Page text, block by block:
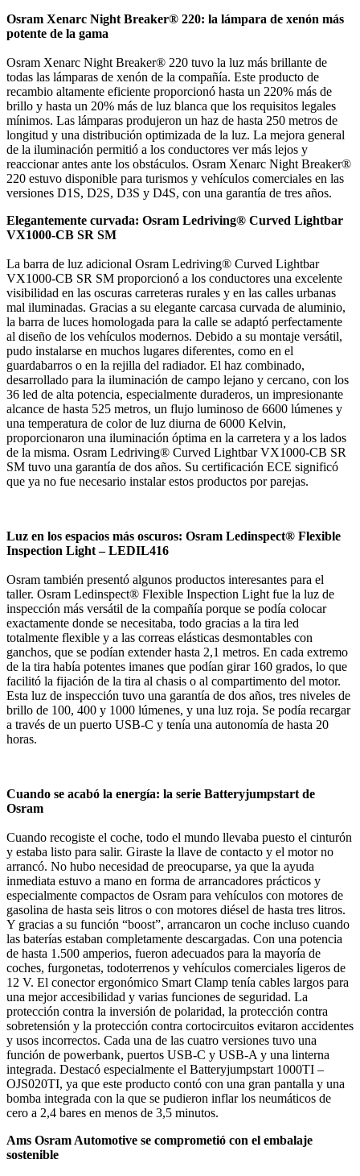
Osram Xenarc Night Breaker® 220: la lámpara de xenón más
potente de la gama
Osram Xenarc Night Breaker® 220 tuvo la luz más brillante de
todas las lámparas de xenón de la compañía. Este producto de
recambio altamente eficiente proporcionó hasta un 220% más de
brillo y hasta un 20% más de luz blanca que los requisitos legales
mínimos. Las lámparas produjeron un haz de hasta 250 metros de
longitud y una distribución optimizada de la luz. La mejora general
de la iluminación permitió a los conductores ver más lejos y
reaccionar antes ante los obstáculos. Osram Xenarc Night Breaker®
220 estuvo disponible para turismos y vehículos comerciales en las
versiones D1S, D2S, D3S y D4S, con una garantía de tres años.
Elegantemente curvada: Osram Ledriving® Curved Lightbar
VX1000-CB SR SM
La barra de luz adicional Osram Ledriving® Curved Lightbar
VX1000-CB SR SM proporcionó a los conductores una excelente
visibilidad en las oscuras carreteras rurales y en las calles urbanas
mal iluminadas. Gracias a su elegante carcasa curvada de aluminio,
la barra de luces homologada para la calle se adaptó perfectamente
al diseño de los vehículos modernos. Debido a su montaje versátil,
pudo instalarse en muchos lugares diferentes, como en el
guardabarros o en la rejilla del radiador. El haz combinado,
desarrollado para la iluminación de campo lejano y cercano, con los
36 led de alta potencia, especialmente duraderos, un impresionante
alcance de hasta 525 metros, un flujo luminoso de 6600 lúmenes y
una temperatura de color de luz diurna de 6000 Kelvin,
proporcionaron una iluminación óptima en la carretera y a los lados
de la misma. Osram Ledriving® Curved Lightbar VX1000-CB SR
SM tuvo una garantía de dos años. Su certificación ECE significó
que ya no fue necesario instalar estos productos por parejas.
Luz en los espacios más oscuros: Osram Ledinspect® Flexible
Inspection Light – LEDIL416
Osram también presentó algunos productos interesantes para el
taller. Osram Ledinspect® Flexible Inspection Light fue la luz de
inspección más versátil de la compañía porque se podía colocar
exactamente donde se necesitaba, todo gracias a la tira led
totalmente flexible y a las correas elásticas desmontables con
ganchos, que se podían extender hasta 2,1 metros. En cada extremo
de la tira había potentes imanes que podían girar 160 grados, lo que
facilitó la fijación de la tira al chasis o al compartimento del motor.
Esta luz de inspección tuvo una garantía de dos años, tres niveles de
brillo de 100, 400 y 1000 lúmenes, y una luz roja. Se podía recargar
a través de un puerto USB-C y tenía una autonomía de hasta 20
horas.
Cuando se acabó la energía: la serie Batteryjumpstart de
Osram
Cuando recogiste el coche, todo el mundo llevaba puesto el cinturón
y estaba listo para salir. Giraste la llave de contacto y el motor no
arrancó. No hubo necesidad de preocuparse, ya que la ayuda
inmediata estuvo a mano en forma de arrancadores prácticos y
especialmente compactos de Osram para vehículos con motores de
gasolina de hasta seis litros o con motores diésel de hasta tres litros.
Y gracias a su función “boost”, arrancaron un coche incluso cuando
las baterías estaban completamente descargadas. Con una potencia
de hasta 1.500 amperios, fueron adecuados para la mayoría de
coches, furgonetas, todoterrenos y vehículos comerciales ligeros de
12 V. El conector ergonómico Smart Clamp tenía cables largos para
una mejor accesibilidad y varias funciones de seguridad. La
protección contra la inversión de polaridad, la protección contra
sobretensión y la protección contra cortocircuitos evitaron accidentes
y usos incorrectos. Cada una de las cuatro versiones tuvo una
función de powerbank, puertos USB-C y USB-A y una linterna
integrada. Destacó especialmente el Batteryjumpstart 1000TI –
OJS020TI, ya que este producto contó con una gran pantalla y una
bomba integrada con la que se pudieron inflar los neumáticos de
cero a 2,4 bares en menos de 3,5 minutos.
Ams Osram Automotive se comprometió con el embalaje
sostenible